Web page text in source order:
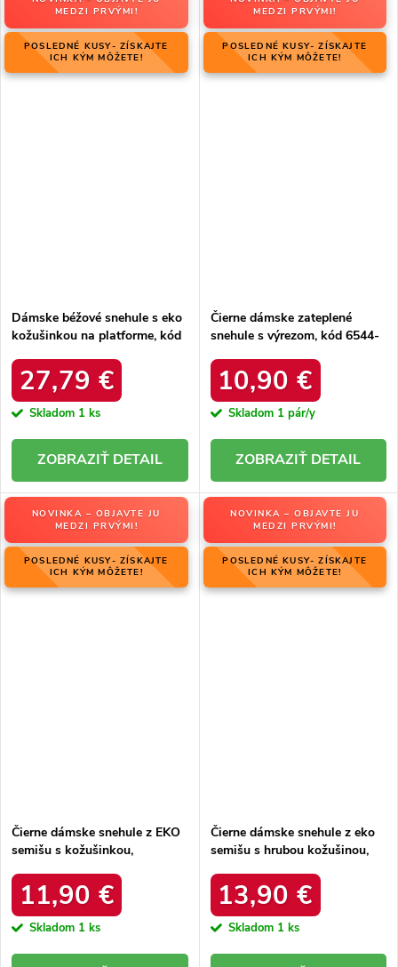
MEDZI PRVÝMI!
POSLEDNÉ KUSY- ZÍSKAJTE
ICH KÝM MÔŽETE!
Dámske béžové snehule s eko
kožušinkou na platforme, kód
27,79 €
Skladom 1 ks
DETAIL
MEDZI PRVÝMI!
POSLEDNÉ KUSY- ZÍSKAJTE
ICH KÝM MÔŽETE!
Čierne dámske zateplené
snehule s výrezom, kód 6544-
10,90 €
Skladom 1 pár/y
DETAIL
NOVINKA – OBJAVTE JU
MEDZI PRVÝMI!
POSLEDNÉ KUSY- ZÍSKAJTE
ICH KÝM MÔŽETE!
Čierne dámske snehule z EKO
semišu s kožušinkou,
11,90 €
Skladom 1 ks
NOVINKA – OBJAVTE JU
MEDZI PRVÝMI!
POSLEDNÉ KUSY- ZÍSKAJTE
ICH KÝM MÔŽETE!
Čierne dámske snehule z eko
semišu s hrubou kožušinou,
BLACK
13,90 €
Skladom 1 ks